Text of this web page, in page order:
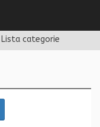
Lista categorie